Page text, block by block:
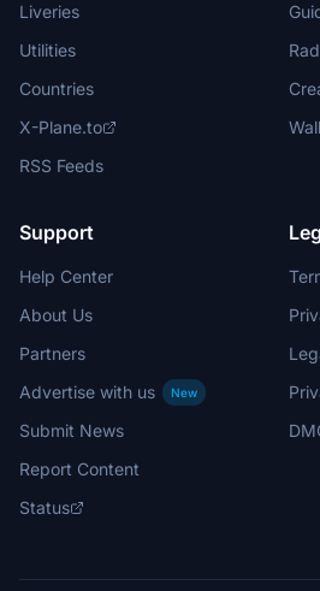
Liveries
Utilities
Countries
X-Plane.to
RSS Feeds
Support
Help Center
About Us
Partners
Advertise with us
New
Submit News
Report Content
Status